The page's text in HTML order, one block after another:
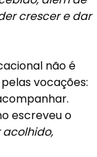
crescer e dar
não é
vocações:
escreveu o
acolhido,